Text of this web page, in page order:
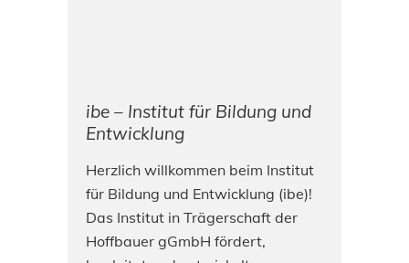
ibe – Institut für Bildung und
Entwicklung
Herzlich willkommen beim Institut
für Bildung und Entwicklung (ibe)!
Das Institut in Trägerschaft der
Hoffbauer gGmbH fördert,